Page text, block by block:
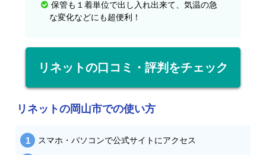
保管も１着単位で出し入れ出来て、気温の急
な変化などにも超便利！
リネットの口コミ・評判をチェック
リネットの岡山市での使い方
スマホ・パソコンで公式サイトにアクセス